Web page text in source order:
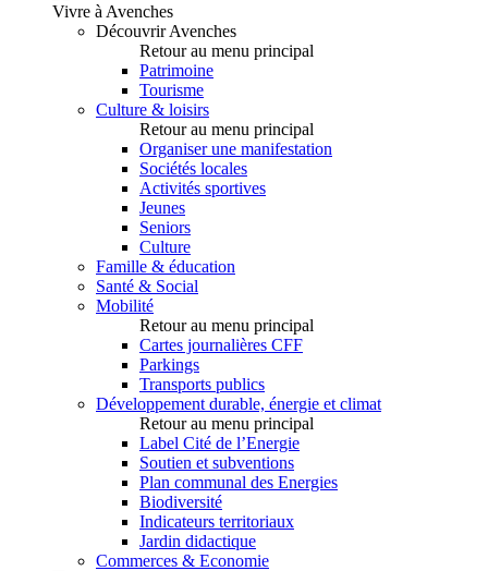
Vivre à Avenches
Découvrir Avenches
Retour au menu principal
Patrimoine
Tourisme
Culture & loisirs
Retour au menu principal
Organiser une manifestation
Sociétés locales
Activités sportives
Jeunes
Seniors
Culture
Famille & éducation
Santé & Social
Mobilité
Retour au menu principal
Cartes journalières CFF
Parkings
Transports publics
Développement durable, énergie et climat
Retour au menu principal
Label Cité de l’Energie
Soutien et subventions
Plan communal des Energies
Biodiversité
Indicateurs territoriaux
Jardin didactique
Commerces & Economie